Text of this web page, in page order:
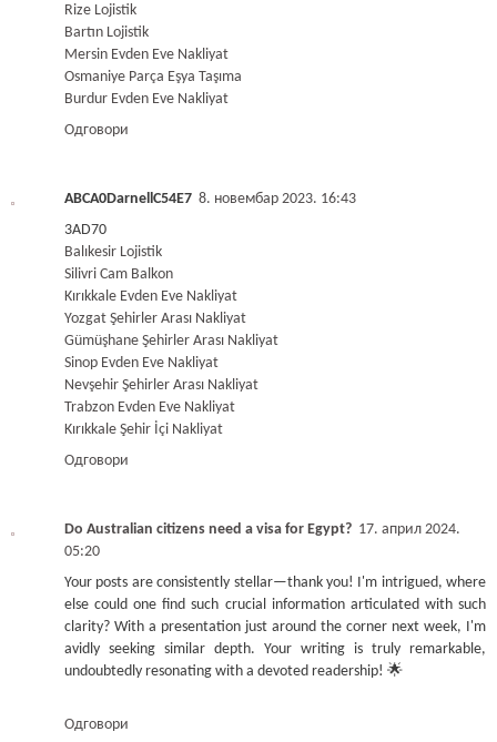
Rize Lojistik
Bartın Lojistik
Mersin Evden Eve Nakliyat
Osmaniye Parça Eşya Taşıma
Burdur Evden Eve Nakliyat
Одговори
ABCA0DarnellC54E7 8. новембар 2023. 16:43
3AD70
Balıkesir Lojistik
Silivri Cam Balkon
Kırıkkale Evden Eve Nakliyat
Yozgat Şehirler Arası Nakliyat
Gümüşhane Şehirler Arası Nakliyat
Sinop Evden Eve Nakliyat
Nevşehir Şehirler Arası Nakliyat
Trabzon Evden Eve Nakliyat
Kırıkkale Şehir İçi Nakliyat
Одговори
Do Australian citizens need a visa for Egypt? 17. април 2024.
05:20
Your posts are consistently stellar—thank you! I'm intrigued, where
else could one find such crucial information articulated with such
clarity? With a presentation just around the corner next week, I'm
avidly seeking similar depth. Your writing is truly remarkable,
undoubtedly resonating with a devoted readership! 🌟
Одговори